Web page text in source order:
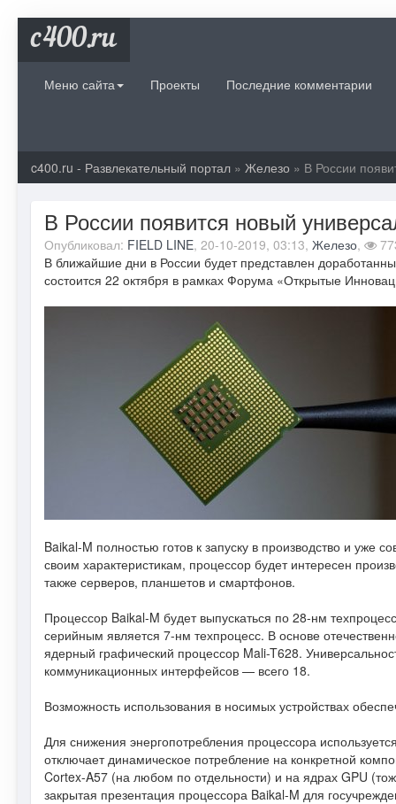
c400.ru
Меню сайта Проекты Последние комментарии
c400.ru - Развлекательный портал» Железо» В России
В России появится новый
Опубликовал: FIELD LINE, 20-10-2019, 03:13, Железо,
В ближайшие дни в России будет представлен
состоится 22 октября в рамках Форума «Открытые
Baikal-M полностью готов к запуску в производство и уже
своим характеристикам, процессор будет интересен
также серверов, планшетов и смартфонов.
Процессор Baikal-M будет выпускаться по 28-нм
серийным является 7-нм техпроцесс. В основе
ядерный графический процессор Mali-T628.
коммуникационных интерфейсов — всего 18.
Возможность использования в носимых устройствах
Для снижения энергопотребления процессора
отключает динамическое потребление на конкретной
Cortex-A57 (на любом по отдельности) и на ядрах GPU
закрытая презентация процессора Baikal-M для